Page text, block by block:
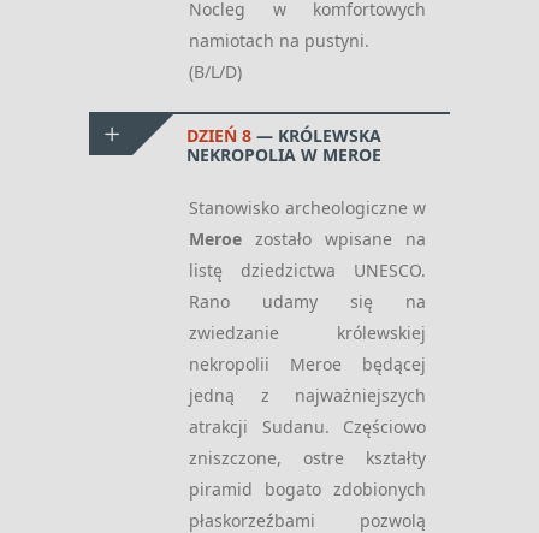
Nocleg w komfortowych
namiotach na pustyni.
(B/L/D)
DZIEŃ 8
KRÓLEWSKA
NEKROPOLIA W MEROE
Stanowisko archeologiczne w
Meroe zostało wpisane na
listę dziedzictwa UNESCO.
Rano udamy się na
zwiedzanie królewskiej
nekropolii Meroe będącej
jedną z najważniejszych
atrakcji Sudanu. Częściowo
zniszczone, ostre kształty
piramid bogato zdobionych
płaskorzeźbami pozwolą